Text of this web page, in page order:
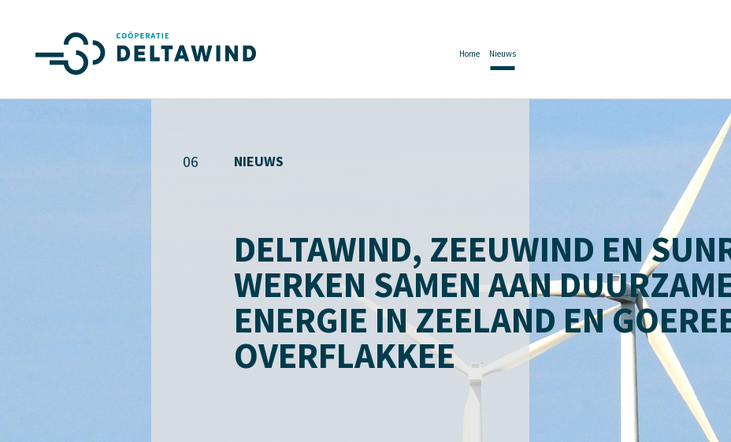
Home Nieuws
06 NIEUWS
DELTAWIND, ZEEUWIND EN
WERKEN SAMEN AAN
ENERGIE IN ZEELAND EN
OVERFLAKKEE